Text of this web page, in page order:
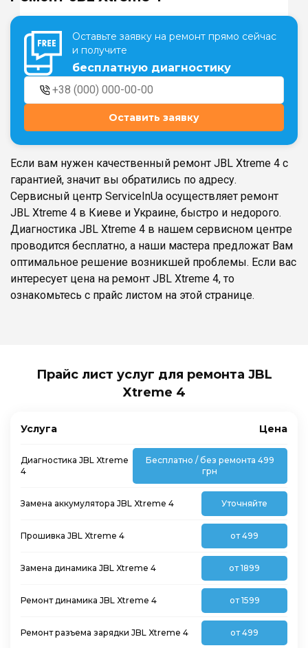
Театральная
г. Киев, ул. Крещатик 44-А
Оболонь
г. Киев, ТЦ LAKE PLAZA, ул. Героев
полка «Азов», 12
Дарница
г. Киев, Комфорт Таун, ул.
Березнева, 16, корпус 3
Оставьте заявку на ремонт прямо сейчас
и получите
бесплатную диагностику
Оставить заявку
Если вам нужен качественный ремонт JBL Xtreme 4 с
гарантией, значит вы обратились по адресу.
Сервисный центр ServiceInUa осуществляет ремонт
JBL Xtreme 4 в Киеве и Украине, быстро и недорого.
Диагностика JBL Xtreme 4 в нашем сервисном центре
проводится бесплатно, а наши мастера предложат Вам
оптимальное решение возникшей проблемы. Если вас
интересует цена на ремонт JBL Xtreme 4, то
ознакомьтесь с прайс листом на этой странице.
Прайс лист услуг для ремонта JBL
Xtreme 4
Услуга Цена
Диагностика JBL Xtreme
4
Бесплатно / без ремонта 499
грн
Замена аккумулятора JBL Xtreme 4 Уточняйте
Прошивка JBL Xtreme 4 от 499
Замена динамика JBL Xtreme 4 от 1899
Ремонт динамика JBL Xtreme 4 от 1599
Ремонт разъема зарядки JBL Xtreme 4 от 499